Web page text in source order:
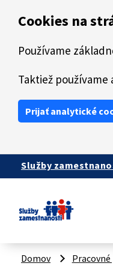
Cookies na
Používame
Taktiež
Prijať analytické
Služby
Domov